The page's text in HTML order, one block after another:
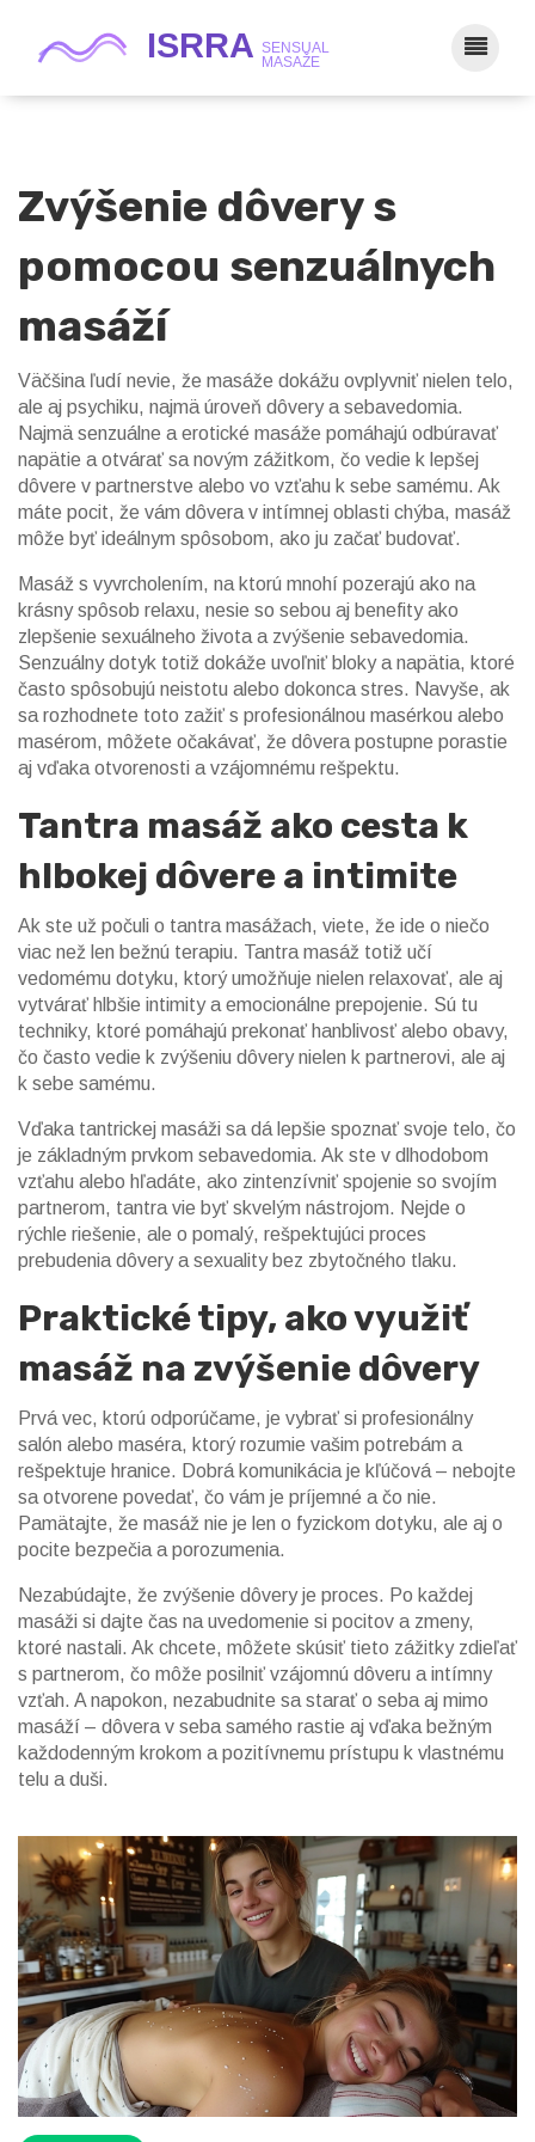
Zvýšenie dôvery s
pomocou senzuálnych
masáží
Väčšina ľudí nevie, že masáže dokážu ovplyvniť nielen telo,
ale aj psychiku, najmä úroveň dôvery a sebavedomia.
Najmä senzuálne a erotické masáže pomáhajú odbúravať
napätie a otvárať sa novým zážitkom, čo vedie k lepšej
dôvere v partnerstve alebo vo vzťahu k sebe samému. Ak
máte pocit, že vám dôvera v intímnej oblasti chýba, masáž
môže byť ideálnym spôsobom, ako ju začať budovať.
Masáž s vyvrcholením, na ktorú mnohí pozerajú ako na
krásny spôsob relaxu, nesie so sebou aj benefity ako
zlepšenie sexuálneho života a zvýšenie sebavedomia.
Senzuálny dotyk totiž dokáže uvoľniť bloky a napätia, ktoré
často spôsobujú neistotu alebo dokonca stres. Navyše, ak
sa rozhodnete toto zažiť s profesionálnou masérkou alebo
masérom, môžete očakávať, že dôvera postupne porastie
aj vďaka otvorenosti a vzájomnému rešpektu.
Tantra masáž ako cesta k
hlbokej dôvere a intimite
Ak ste už počuli o tantra masážach, viete, že ide o niečo
viac než len bežnú terapiu. Tantra masáž totiž učí
vedomému dotyku, ktorý umožňuje nielen relaxovať, ale aj
vytvárať hlbšie intimity a emocionálne prepojenie. Sú tu
techniky, ktoré pomáhajú prekonať hanblivosť alebo obavy,
čo často vedie k zvýšeniu dôvery nielen k partnerovi, ale aj
k sebe samému.
Vďaka tantrickej masáži sa dá lepšie spoznať svoje telo, čo
je základným prvkom sebavedomia. Ak ste v dlhodobom
vzťahu alebo hľadáte, ako zintenzívniť spojenie so svojím
partnerom, tantra vie byť skvelým nástrojom. Nejde o
rýchle riešenie, ale o pomalý, rešpektujúci proces
prebudenia dôvery a sexuality bez zbytočného tlaku.
Praktické tipy, ako využiť
masáž na zvýšenie dôvery
Prvá vec, ktorú odporúčame, je vybrať si profesionálny
salón alebo maséra, ktorý rozumie vašim potrebám a
rešpektuje hranice. Dobrá komunikácia je kľúčová – nebojte
sa otvorene povedať, čo vám je príjemné a čo nie.
Pamätajte, že masáž nie je len o fyzickom dotyku, ale aj o
pocite bezpečia a porozumenia.
Nezabúdajte, že zvýšenie dôvery je proces. Po každej
masáži si dajte čas na uvedomenie si pocitov a zmeny,
ktoré nastali. Ak chcete, môžete skúsiť tieto zážitky zdieľať
s partnerom, čo môže posilniť vzájomnú dôveru a intímny
vzťah. A napokon, nezabudnite sa starať o seba aj mimo
masáží – dôvera v seba samého rastie aj vďaka bežným
každodenným krokom a pozitívnemu prístupu k vlastnému
telu a duši.